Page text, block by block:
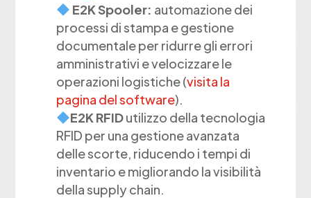
E2K Spooler: automazione dei
processi di stampa e gestione
documentale per ridurre gli errori
amministrativi e velocizzare le
operazioni logistiche (visita la
pagina del software).
E2K RFIDutilizzo della tecnologia
RFID per una gestione avanzata
delle scorte, riducendo i tempi di
inventario e migliorando la visibilità
della supply chain.